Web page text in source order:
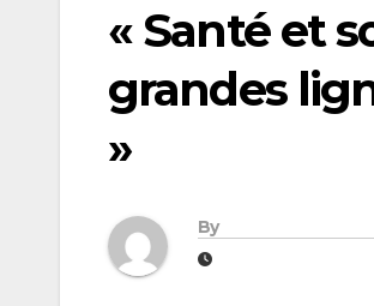
« Santé et
grandes
»
By